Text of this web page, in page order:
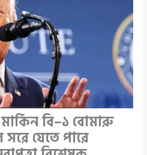
বি–১ বোমারু
সরে যেতে পারে